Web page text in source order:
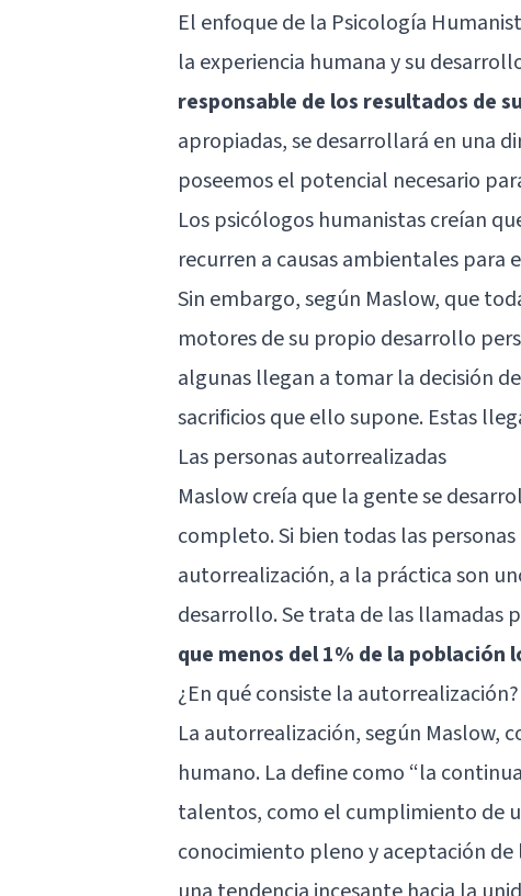
El enfoque de la Psicología
la experiencia humana y su
responsable de los resultados de
apropiadas, se desarrollará en una
poseemos el potencial necesario
Los psicólogos humanistas creían
recurren a causas ambientales para
Sin embargo, según Maslow, que
motores de su propio desarrollo
algunas llegan a tomar la decisión
sacrificios que ello supone. Estas
Las personas autorrealizadas
Maslow creía que la gente se
completo. Si bien todas las
autorrealización, a la práctica son
desarrollo. Se trata de las llamadas
que menos del 1% de la población
¿En qué consiste la autorrealización?
La autorrealización, según Maslow,
humano. La define como “la
talentos, como el cumplimiento de
conocimiento pleno y aceptación